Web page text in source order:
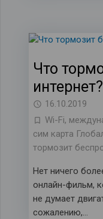
Что
интернет?
16.10.2019
Wi-Fi,
сим карта
тормозит
Нет ничего
онлайн-фильм,
не думает
сожалению,…